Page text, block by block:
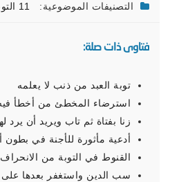
التصنيفات الموضوعية: 11 التوبة
فتاوى ذات صلة:
توبة العبد من ذنب لا يعلمه
استرضاء المخطئ من أخطأ
زنا بفتاة ثم تاب ويريد أن يرد
أدعية مأثورة للأجنة في بطون
القنوط في التوبة من
سب الدين واستغفر بعدها على